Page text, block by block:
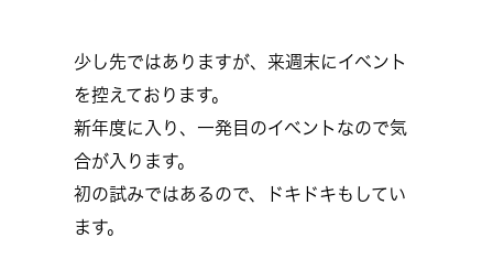
少し先ではありますが、来週末にイベント
を控えております。
新年度に入り、一発目のイベントなので気
合が入ります。
初の試みではあるので、ドキドキもしてい
ます。